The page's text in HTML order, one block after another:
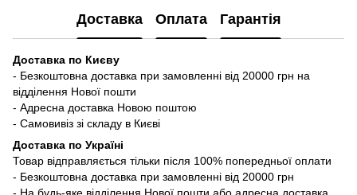
Доставка Оплата Гарантія
Доставка по Києву
- Безкоштовна доставка при замовленні від 20000 грн на
відділення Нової пошти
- Адресна доставка Новою поштою
- Самовивіз зі складу в Києві
Доставка по Україні
Товар відправляється тільки після 100% попередньої оплати
- Безкоштовна доставка при замовленні від 20000 грн
- На будь-яке відділення Нової пошти або адресна доставка